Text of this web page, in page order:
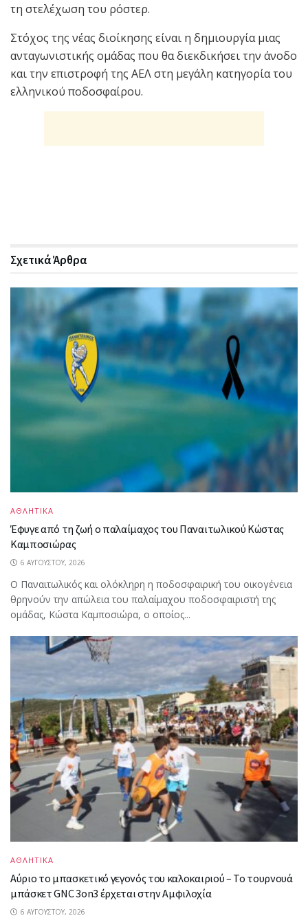
τη στελέχωση του ρόστερ.
Στόχος της νέας διοίκησης είναι η δημιουργία μιας
ανταγωνιστικής ομάδας που θα διεκδικήσει την άνοδο
και την επιστροφή της ΑΕΛ στη μεγάλη κατηγορία του
ελληνικού ποδοσφαίρου.
ΣχετικάΆρθρα
ΑΘΛΗΤΙΚΑ
Έφυγε από τη ζωή ο παλαίμαχος του Παναιτωλικού Κώστας
Καμποσιώρας
6 ΑΥΓΟΎΣΤΟΥ, 2026
Ο Παναιτωλικός και ολόκληρη η ποδοσφαιρική του οικογένεια
θρηνούν την απώλεια του παλαίμαχου ποδοσφαιριστή της
ομάδας, Κώστα Καμποσιώρα, ο οποίος...
ΑΘΛΗΤΙΚΑ
Αύριο το μπασκετικό γεγονός του καλοκαιριού – Το τουρνουά
μπάσκετ GNC 3on3 έρχεται στην Αμφιλοχία
6 ΑΥΓΟΎΣΤΟΥ, 2026